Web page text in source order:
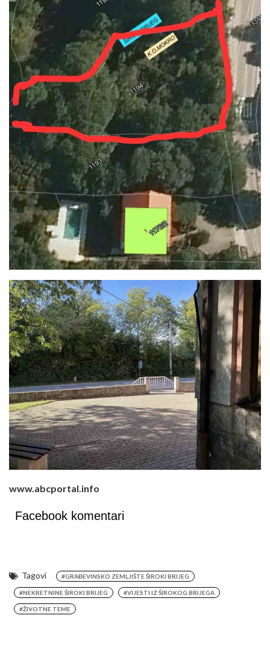
www.abcportal.info
Facebook komentari
Tagovi #GRAĐEVINSKO ZEMLJIŠTE ŠIROKI BRIJEG
#NEKRETNINE ŠIROKI BRIJEG #VIJESTI IZ ŠIROKOG BRIJEGA
#ŽIVOTNE TEME